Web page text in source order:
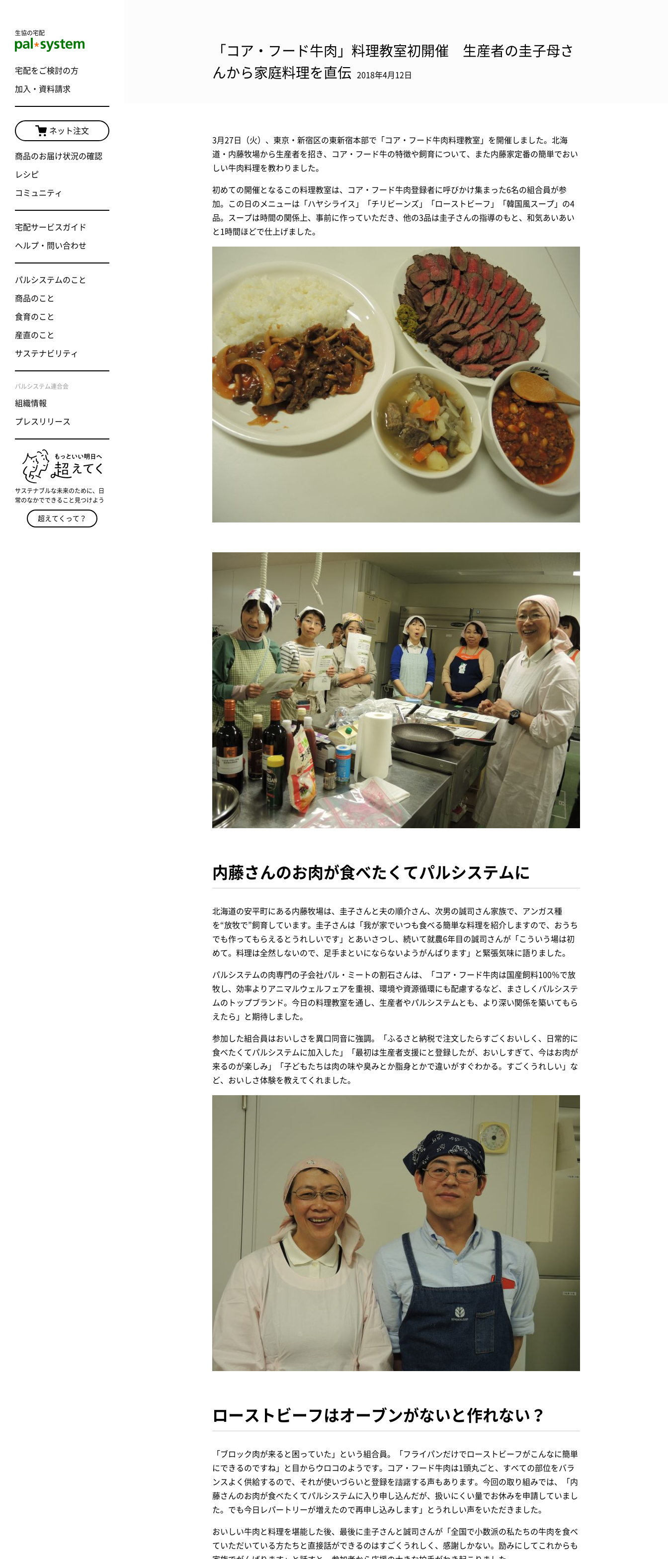
生協の宅配
宅配をご検討の方
加入・資料請求
ネット注文
商品のお届け状況の確認
レシピ
コミュニティ
宅配サービスガイド
ヘルプ・問い合わせ
パルシステムのこと
商品のこと
食育のこと
産直のこと
サステナビリティ
パルシステム連合会
組織情報
プレスリリース
サステナブルな未来のために、日
常のなかでできること見つけよう
超えてくって？
「コア・フード牛肉」料理教室初開催 生産者の圭子母さ
んから家庭料理を直伝
2018年4月12日
3月27日（火）、東京・新宿区の東新宿本部で「コア・フード牛肉料理教室」を開催しました。北海
道・内藤牧場から生産者を招き、コア・フード牛の特徴や飼育について、また内藤家定番の簡単でおい
しい牛肉料理を教わりました。
初めての開催となるこの料理教室は、コア・フード牛肉登録者に呼びかけ集まった6名の組合員が参
加。この日のメニューは「ハヤシライス」「チリビーンズ」「ローストビーフ」「韓国風スープ」の4
品。スープは時間の関係上、事前に作っていただき、他の3品は圭子さんの指導のもと、和気あいあい
と1時間ほどで仕上げました。
内藤さんのお肉が食べたくてパルシステムに
北海道の安平町にある内藤牧場は、圭子さんと夫の順介さん、次男の誠司さん家族で、アンガス種
を“放牧で”飼育しています。圭子さんは「我が家でいつも食べる簡単な料理を紹介しますので、おうち
でも作ってもらえるとうれしいです」とあいさつし、続いて就農6年目の誠司さんが「こういう場は初
めて。料理は全然しないので、足手まといにならないようがんばります」と緊張気味に語りました。
パルシステムの肉専門の子会社パル・ミートの割石さんは、「コア・フード牛肉は国産飼料100％で放
牧し、効率よりアニマルウェルフェアを重視、環境や資源循環にも配慮するなど、まさしくパルシステ
ムのトップブランド。今日の料理教室を通し、生産者やパルシステムとも、より深い関係を築いてもら
えたら」と期待しました。
参加した組合員はおいしさを異口同音に強調。「ふるさと納税で注文したらすごくおいしく、日常的に
食べたくてパルシステムに加入した」「最初は生産者支援にと登録したが、おいしすぎて、今はお肉が
来るのが楽しみ」「子どもたちは肉の味や臭みとか脂身とかで違いがすぐわかる。すごくうれしい」な
ど、おいしさ体験を教えてくれました。
ローストビーフはオーブンがないと作れない？
「ブロック肉が来ると困っていた」という組合員。「フライパンだけでローストビーフがこんなに簡単
にできるのですね」と目からウロコのようです。コア・フード牛肉は1頭丸ごと、すべての部位をバラ
ンスよく供給するので、それが使いづらいと登録を躊躇する声もあります。今回の取り組みでは、「内
藤さんのお肉が食べたくてパルシステムに入り申し込んだが、扱いにくい量でお休みを申請していまし
た。でも今日レパートリーが増えたので再申し込みします」とうれしい声をいただきました。
おいしい牛肉と料理を堪能した後、最後に圭子さんと誠司さんが「全国で小数派の私たちの牛肉を食べ
ていただいている方たちと直接話ができるのはすごくうれしく、感謝しかない。励みにしてこれからも